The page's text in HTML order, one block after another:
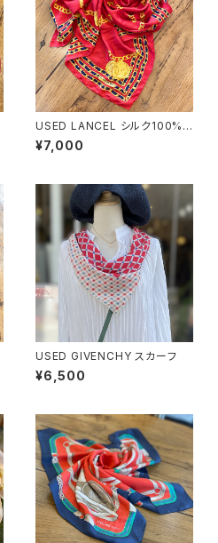
USED LANCEL シルク100%
チェーン柄スカーフ
¥7,000
USED GIVENCHY スカーフ
¥6,500